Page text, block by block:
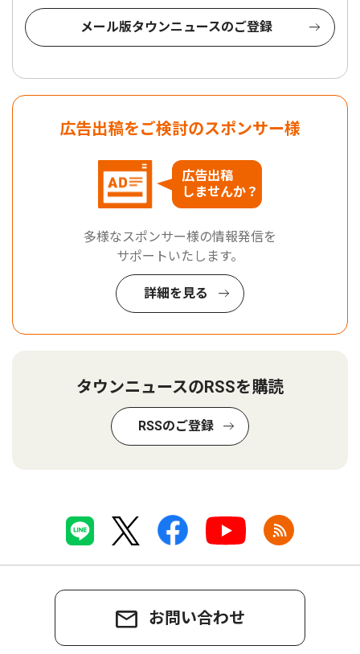
メール版タウンニュースのご登録
広告出稿をご検討のスポンサー様
広告出稿
しませんか？
多様なスポンサー様の情報発信を
サポートいたします。
詳細を見る
タウンニュースのRSSを購読
RSSのご登録
お問い合わせ